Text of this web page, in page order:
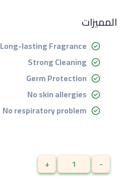
المميزات
Long-lasting Fragrance
Strong Cleaning
Germ Protection
No skin allergies
No respiratory problem
-
+